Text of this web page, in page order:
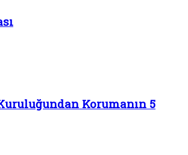
Korumanın 5